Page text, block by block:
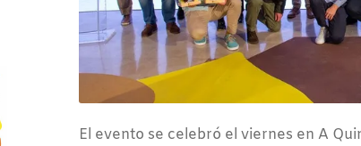
El evento se celebró el viernes en A